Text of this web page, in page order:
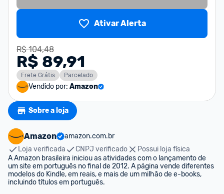
Ativar Alerta
R$ 104,48
R$ 89,91
Frete Grátis Parcelado
Vendido por: Amazon
Sobre a loja
Amazon
amazon.com.br
Loja verificada
CNPJ verificado
Possui loja física
A Amazon brasileira iniciou as atividades com o lançamento de
um site em português no final de 2012. A página vende diferentes
modelos do Kindle, em reais, e mais de um milhão de e-books,
incluindo títulos em português.